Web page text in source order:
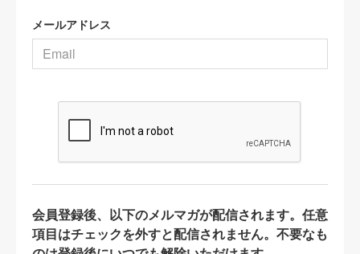
メールアドレス
会員登録後、以下のメルマガが配信されます。任意
項目はチェックを外すと配信されません。不要なも